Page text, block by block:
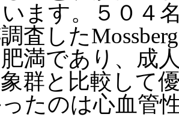
ます。５０４
査した
満であり、成
群と比較して
たのは心血管